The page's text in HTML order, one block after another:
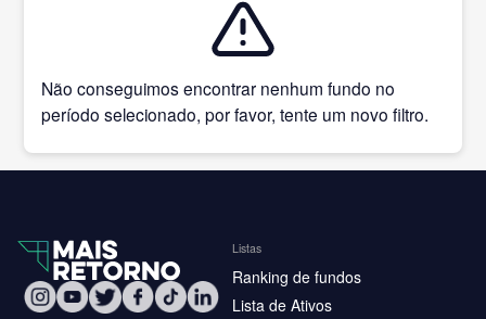
Não conseguimos encontrar nenhum fundo no
período selecionado, por favor, tente um novo filtro.
Listas
Ranking de fundos
Lista de Ativos